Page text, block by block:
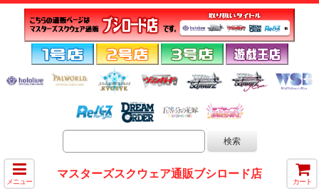
メニュー
マスターズスクウェア通販ブシロード店
カート